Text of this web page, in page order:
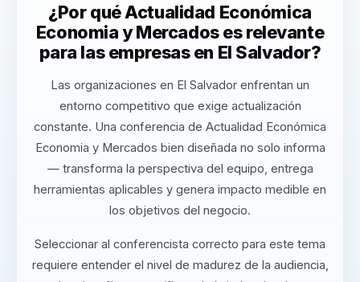
¿Por qué Actualidad Económica
Economia y Mercados es relevante
para las empresas en El Salvador?
Las organizaciones en El Salvador enfrentan un
entorno competitivo que exige actualización
constante. Una conferencia de Actualidad Económica
Economia y Mercados bien diseñada no solo informa
— transforma la perspectiva del equipo, entrega
herramientas aplicables y genera impacto medible en
los objetivos del negocio.
Seleccionar al conferencista correcto para este tema
requiere entender el nivel de madurez de la audiencia,